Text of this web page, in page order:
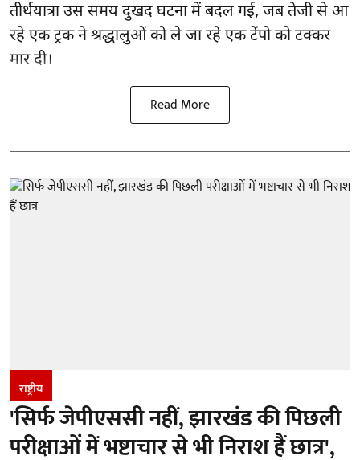
तीर्थयात्रा उस समय दुखद घटना में बदल गई, जब तेजी से आ
रहे एक ट्रक ने श्रद्धालुओं को ले जा रहे एक टेंपो को टक्कर
मार दी।
Read More
राष्ट्रीय
'सिर्फ जेपीएससी नहीं, झारखंड की पिछली
परीक्षाओं में भष्टाचार से भी निराश हैं छात्र',